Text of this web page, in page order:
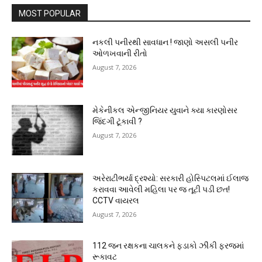
MOST POPULAR
નકલી પનીરથી સાવધાન ! જાણો અસલી પનીર
ઓળખવાની રીતો
August 7, 2026
મેકેનીકલ એન્જીનિયર યુવાને ક્યા કારણોસર
જિંદગી ટૂંકાવી ?
August 7, 2026
અરેરાટીભર્યા દ્રશ્યો: સરકારી હોસ્પિટલમાં ઈલાજ
કરાવવા આવેલી મહિલા પર જ તૂટી પડી છત!
CCTV વાયરલ
August 7, 2026
112 જન રક્ષકના ચાલકને ફડાકો ઝીંકી ફરજમાં
રૂકાવટ